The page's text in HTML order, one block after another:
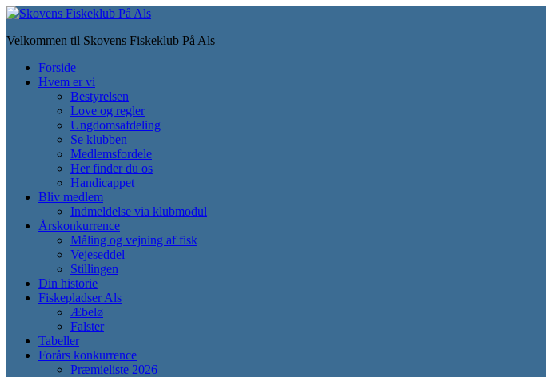
Skip
main
Velkommen til Skovens Fiskeklub På Als
Toggle
mobile
Forside
Hvem er vi
Bestyrelsen
Love og regler
Ungdomsafdeling
Se klubben
Medlemsfordele
Her finder du os
Handicappet
Bliv medlem
Indmeldelse via klubmodul
Årskonkurrence
Måling og vejning af fisk
Vejeseddel
Stillingen
Din historie
Fiskepladser Als
Æbelø
Falster
Tabeller
Forårs konkurrence
Præmieliste 2026